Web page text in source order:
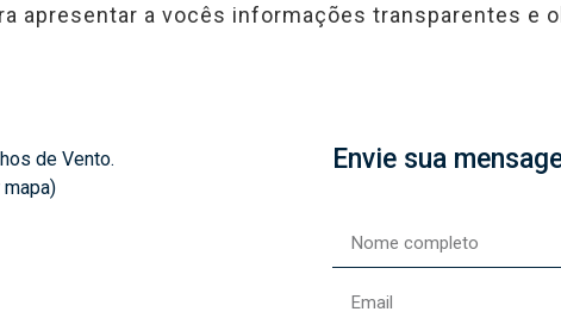
apresentar a vocês informações transparentes e
de Vento.
Envie sua